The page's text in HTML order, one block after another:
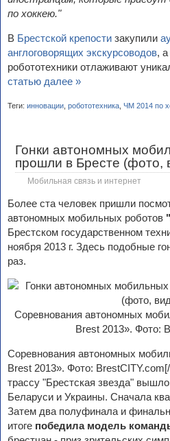
по хоккею."
В Брестской крепости закупили
англоговорящих экскурсоводов,
робототехники отлаживают
статью далее »
Теги: инновации робототехника ЧМ 2014 по
Гонки автономных
прошли в Бресте (фото,
Мобильная связь и интернет
Более ста человек пришли
автономных мобильных роботов
Брестском государственном
ноября 2013 г. Здесь подобные
раз.
Соревнования автономных
Brest 2013». Фото:
Соревнования автономных
Brest 2013». Фото:
трассу "Брестская звезда"
Беларуси и Украины. Сначала
Затем два полуфинала и
итоге победила модель